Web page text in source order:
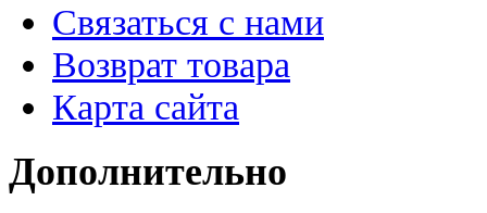
Связаться с нами
Возврат товара
Карта сайта
Дополнительно